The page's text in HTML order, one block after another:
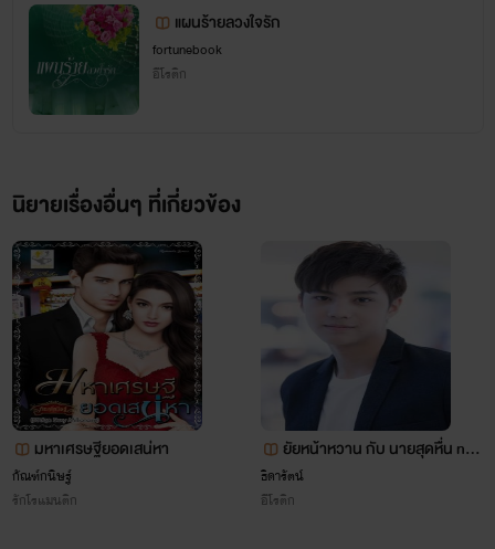
ทุกท่านด้วยนะคะ ในฐานะสำนักพิมพ์น้องใหม่ โดยนิยายทุกเรื่องที่
ออกกับทางสำนักพิมพ์ แอดมินน้องจะอัพให้อ่าน 10 บท เพื่อให้
ท่านได้ตัดสินใจก่อนซื้อค่ะ
สาขาทั่วประเทศ ถ้าหาหนังสือไม่เจอสามารถสอบถามพนักงาน
ขายได้ค่ะ นอกจากนี้ ยังสั่งซื้อกับทางสำนักพิมพ์ได้ดังต่อไปนี้ค่ะ
- https://www.facebook.com/fortunebookpub
- fortunebookpublishing@hotmail.com
ขอบคุณทุกท่านที่แวะเข้ามาอ่านนิยายของฟอร์จูน
แผนร้ายลวงใจรัก
fortunebook
อีโรติก
นิยายเรื่องอื่นๆ ที่เกี่ยวข้อง
มหาเศรษฐียอดเสน่หา
กัณฑ์กนิษฐ์
รักโรแมนติก
ยัยหน้าหวาน กับ นายสุดหื่น nc1
8+
ธิดารัตน์
อีโรติก